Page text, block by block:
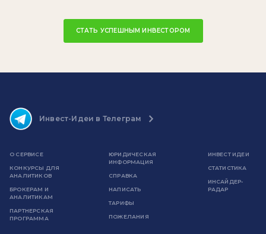
СТАТЬ УСПЕШНЫМ ИНВЕСТОРОМ
Инвест-Идеи в Телеграм
О СЕРВИСЕ
КОНКУРСЫ ДЛЯ
АНАЛИТИКОВ
БРОКЕРАМ И
АНАЛИТИКАМ
ПАРТНЕРСКАЯ
ПРОГРАММА
ЮРИДИЧЕСКАЯ
ИНФОРМАЦИЯ
СПРАВКА
НАПИСАТЬ
ТАРИФЫ
ПОЖЕЛАНИЯ
ИНВЕСТ ИДЕИ
СТАТИСТИКА
ИНСАЙДЕР-
РАДАР